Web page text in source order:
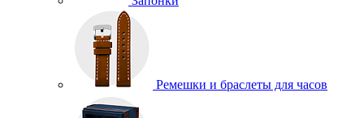
Ремешки и браслеты для часов